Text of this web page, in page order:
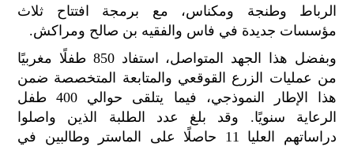
الرباط وطنجة ومكناس، مع برمجة افتتاح ثلاث
مؤسسات جديدة في فاس والفقيه بن صالح ومراكش.
وبفضل هذا الجهد المتواصل، استفاد 850 طفلًا مغربيًا
من عمليات الزرع القوقعي والمتابعة المتخصصة ضمن
هذا الإطار النموذجي، فيما يتلقى حوالي 400 طفل
الرعاية سنويًا. وقد بلغ عدد الطلبة الذين واصلوا
دراساتهم العليا 11 حاصلًا على الماستر وطالبين في